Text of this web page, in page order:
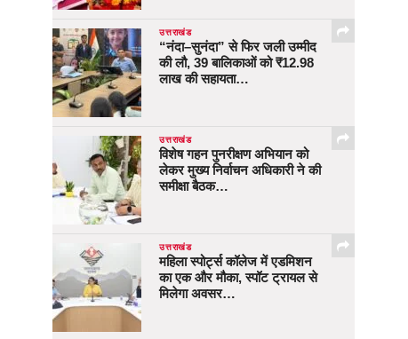
उत्तराखंड
“नंदा–सुनंदा” से फिर जली उम्मीद
की लौ, 39 बालिकाओं को ₹12.98
लाख की सहायता…
उत्तराखंड
विशेष गहन पुनरीक्षण अभियान को
लेकर मुख्य निर्वाचन अधिकारी ने की
समीक्षा बैठक…
उत्तराखंड
महिला स्पोर्ट्स कॉलेज में एडमिशन
का एक और मौका, स्पॉट ट्रायल से
मिलेगा अवसर…